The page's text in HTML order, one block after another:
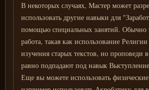
В некоторых случаях, Мастер может
использовать другие навыки для
помощью специальных занятий. Обычно
работа, такая как использование
изучения старых текстов, но проповеди
равно подпадают под навык
Еще вы можете использовать